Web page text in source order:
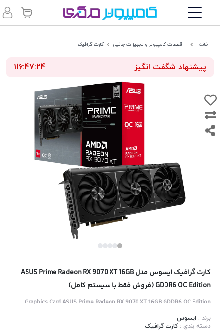
خانه قطعات کامپیوتر و تجهیزات جانبی کارت گرافیک
کارت گرافیک ایسوس مدل ASUS Prime Radeon RX 9070 XT 16GB
GDDR6 OC Edition (فروش فقط با سیستم کامل)
Graphics Card ASUS Prime Radeon RX 9070 XT 16GB GDDR6 OC Edition
برند : ایسوس
دسته بندی :کارت گرافیک
116:47:23 پیشنهاد شگفت انگیز